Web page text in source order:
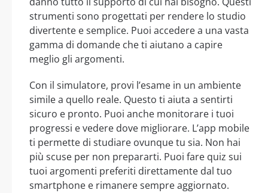
strumenti sono progettati per rendere lo studio
divertente e semplice. Puoi accedere a una vasta
gamma di domande che ti aiutano a capire
meglio gli argomenti.
Con il simulatore, provi l’esame in un ambiente
simile a quello reale. Questo ti aiuta a sentirti
sicuro e pronto. Puoi anche monitorare i tuoi
progressi e vedere dove migliorare. L’app mobile
ti permette di studiare ovunque tu sia. Non hai
più scuse per non prepararti. Puoi fare quiz sui
tuoi argomenti preferiti direttamente dal tuo
smartphone e rimanere sempre aggiornato.